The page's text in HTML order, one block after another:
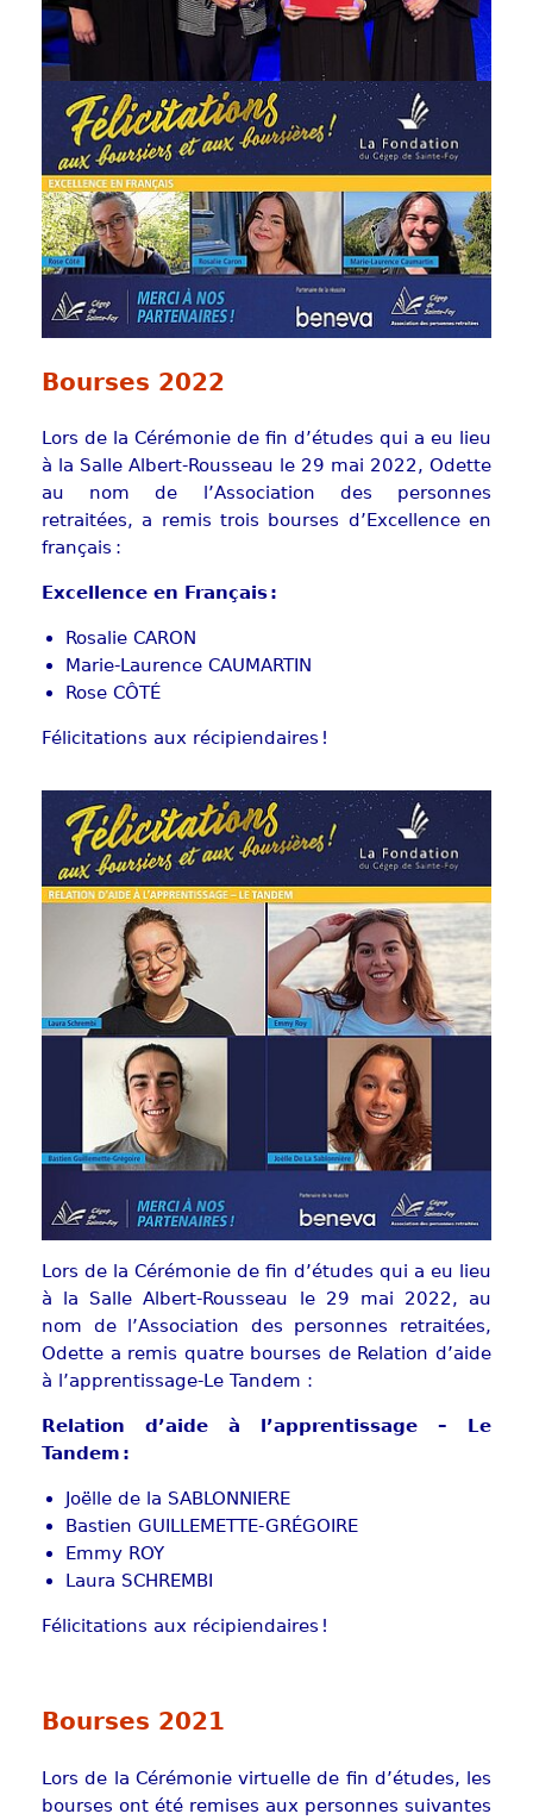
Show larger version
Bourses 2022
Lors de la Cérémonie de fin d’études qui a eu lieu
à la Salle Albert-Rousseau le 29 mai 2022, Odette
au nom de l’Association des personnes
retraitées, a remis trois bourses d’Excellence en
français :
Excellence en Français :
Rosalie CARON
Marie-Laurence CAUMARTIN
Rose CÔTÉ
Félicitations aux récipiendaires !
Show larger version
Lors de la Cérémonie de fin d’études qui a eu lieu
à la Salle Albert-Rousseau le 29 mai 2022, au
nom de l’Association des personnes retraitées,
Odette a remis quatre bourses de Relation d’aide
à l’apprentissage-Le Tandem :
Relation d’aide à l’apprentissage – Le
Tandem :
Joëlle de la SABLONNIERE
Bastien GUILLEMETTE-GRÉGOIRE
Emmy ROY
Laura SCHREMBI
Félicitations aux récipiendaires !
Bourses 2021
Lors de la Cérémonie virtuelle de fin d’études, les
bourses ont été remises aux personnes suivantes